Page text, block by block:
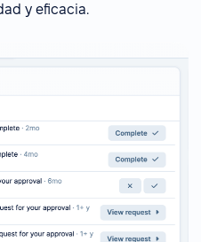
y eficacia.